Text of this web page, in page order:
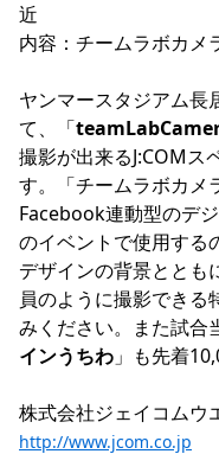
よくある質問
よくある質問
関連団体/施設
長居公園 セレッソフット
セレッソスポーツパーク舞
セレッソ大阪アカデミー
大人のサッカースクール
近
内容：チームラボカメ
ヤンマースタジアム長
て、「
撮影が出来るJ:COMス
す。「チームラボカメ
Facebook連動型のデ
のイベントで使用する
デザインの背景ととも
員のように撮影できる
みください。また試合
インうちわ 」も先着
株式会社ジェイコム
http://www.jcom.co.jp